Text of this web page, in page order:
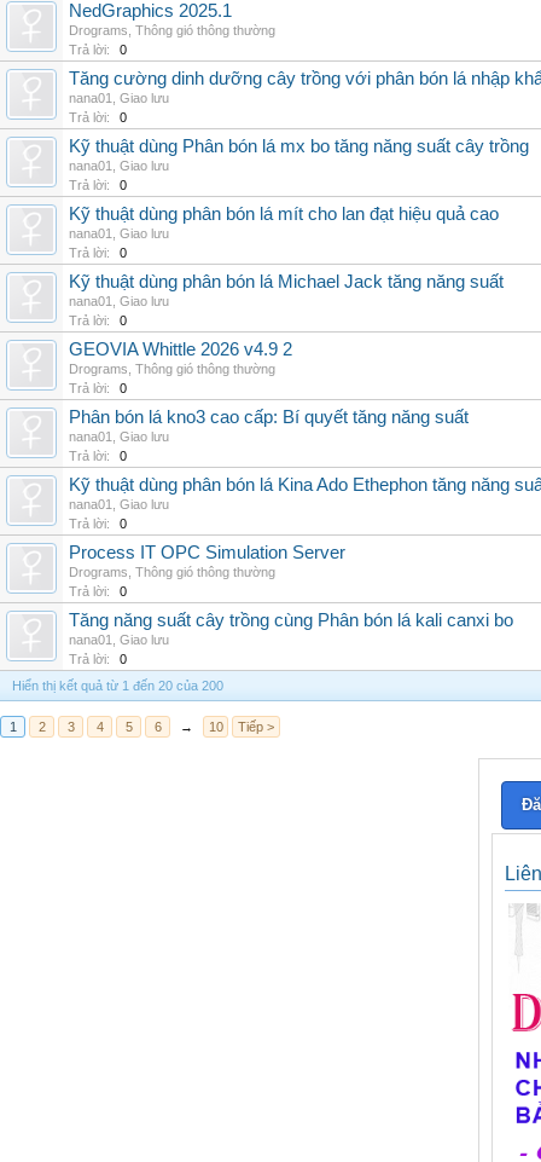
NedGraphics 2025.1
Drograms Thông gió thông thường
Trả lời:
0
Tăng cường dinh dưỡng cây trồng với phân bón lá nhập
nana01
Giao lưu
Trả lời:
0
Kỹ thuật dùng Phân bón lá mx bo tăng năng suất cây trồng
nana01
Giao lưu
Trả lời:
0
Kỹ thuật dùng phân bón lá mít cho lan đạt hiệu quả cao
nana01
Giao lưu
Trả lời:
0
Kỹ thuật dùng phân bón lá Michael Jack tăng năng suất
nana01
Giao lưu
Trả lời:
0
GEOVIA Whittle 2026 v4.9 2
Drograms Thông gió thông thường
Trả lời:
0
Phân bón lá kno3 cao cấp: Bí quyết tăng năng suất
nana01
Giao lưu
Trả lời:
0
Kỹ thuật dùng phân bón lá Kina Ado Ethephon tăng năng
nana01
Giao lưu
Trả lời:
0
Process IT OPC Simulation Server
Drograms Thông gió thông thường
Trả lời:
0
Tăng năng suất cây trồng cùng Phân bón lá kali canxi bo
nana01
Giao lưu
Trả lời:
0
Hiển thị kết quả từ 1 đến 20 của 200
1 2 3 4 5 6 → 10 Tiếp >